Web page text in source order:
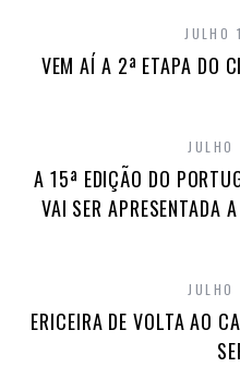
JULHO
VEM AÍ A 2ª ETAPA DO
A 15ª EDIÇÃO DO
VAI SER APRESENTADA
ERICEIRA DE VOLTA AO